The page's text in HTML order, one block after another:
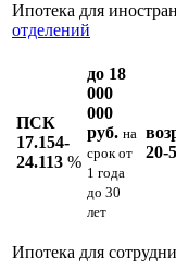
Ипотека для
отделений
ПСК
17.154-
24.113 %
до 18
000
000
руб. на
срокот
1 года
до 30
лет
20-
Ипотека для